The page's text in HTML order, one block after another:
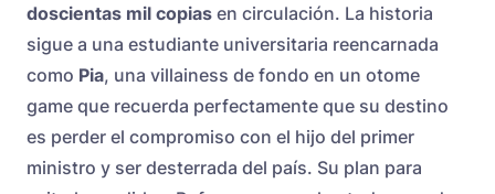
doscientas mil copias en circulación. La historia
sigue a una estudiante universitaria reencarnada
como Pia, una villainess de fondo en un otome
game que recuerda perfectamente que su destino
es perder el compromiso con el hijo del primer
ministro y ser desterrada del país. Su plan para